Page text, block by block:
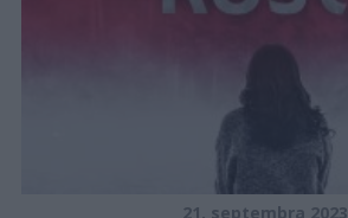
21. septembra 2023